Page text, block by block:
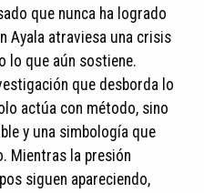
que nunca ha logrado
Ayala atraviesa una crisis
lo que aún sostiene.
que desborda lo
actúa con método, sino
y una simbología que
Mientras la presión
siguen apareciendo,